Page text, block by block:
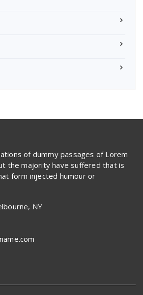
of dummy passages of Lorem
the majority have suffered that is
form injected humour or
NY